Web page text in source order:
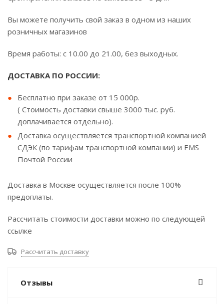
Вы можете получить свой заказ в одном из наших
розничных магазинов
Время работы: с 10.00 до 21.00, без выходных.
ДОСТАВКА ПО РОССИИ:
Бесплатно при заказе от 15 000р.
( Стоимость доставки свыше 3000 тыс. руб.
доплачивается отдельно).
Доставка осуществляется транспортной компанией
СДЭК (по тарифам транспортной компании) и EMS
Почтой России
Доставка в Москве осуществляется после 100%
предоплаты.
Рассчитать стоимости доставки можно по следующей
ссылке
Рассчитать доставку
Отзывы